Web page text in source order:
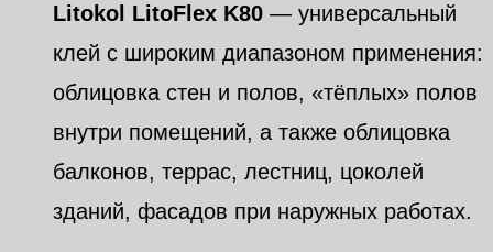
Litokol LitoFlex K80 — универсальный
клей с широким диапазоном применения:
облицовка стен и полов, «тёплых» полов
внутри помещений, а также облицовка
балконов, террас, лестниц, цоколей
зданий, фасадов при наружных работах.